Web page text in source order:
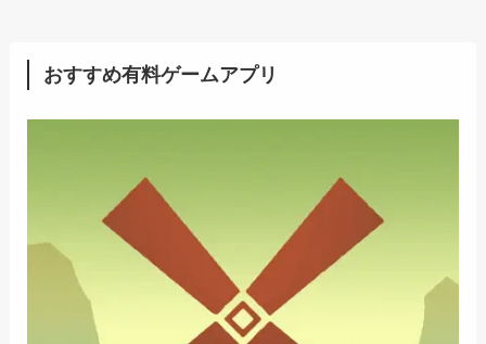
おすすめ有料ゲームアプリ